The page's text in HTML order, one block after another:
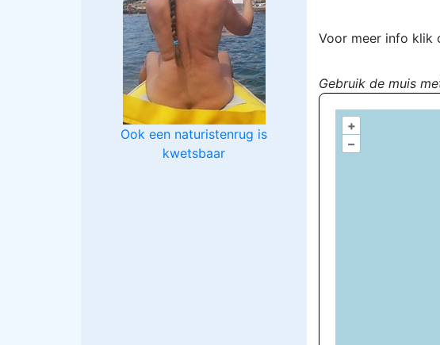
Ook een naturistenrug is
kwetsbaar
Voor meer info klik
Gebruik de muis
+
–